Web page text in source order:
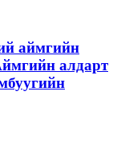
аймгийн
алдарт